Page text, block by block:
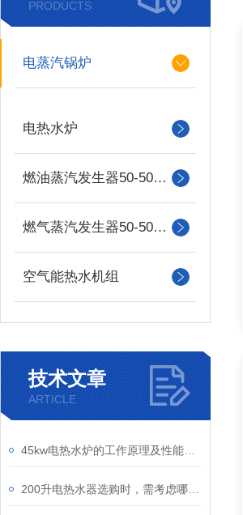
PRODUCTS
电蒸汽锅炉
电热水炉
燃油蒸汽发生器50-500kg
燃气蒸汽发生器50-500kg
空气能热水机组
技术文章
ARTICLE